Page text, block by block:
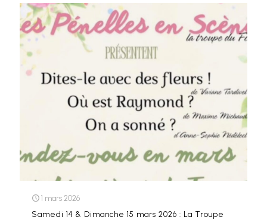
1 mars 2026
Samedi 14 & Dimanche 15 mars 2026 : La Troupe